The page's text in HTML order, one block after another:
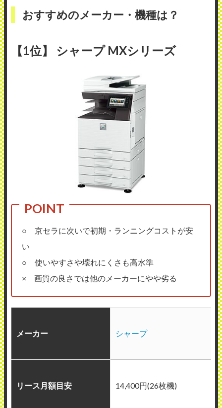
おすすめのメーカー・機種は？
【1位】 シャープ MXシリーズ
○ 京セラに次いで初期・ランニングコストが安
い
○ 使いやすさや壊れにくさも高水準
× 画質の良さでは他のメーカーにやや劣る
メーカー シャープ
リース月額目安 14,400円(26枚機)